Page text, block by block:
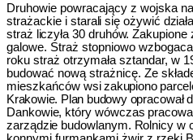
Druhowie powracający z wojska
strażackie i starali się ożywić
straż liczyła 30 druhów.Zakupione
galowe. Straż stopniowo
roku straż otrzymała sztandar, w
budować nową strażnicę. Ze
mieszkańców wsi zakupiono
Krakowie. Plan budowy opra­cował
Dankowie, który wówczas
zarządzie budowlanym. Rolnicy w